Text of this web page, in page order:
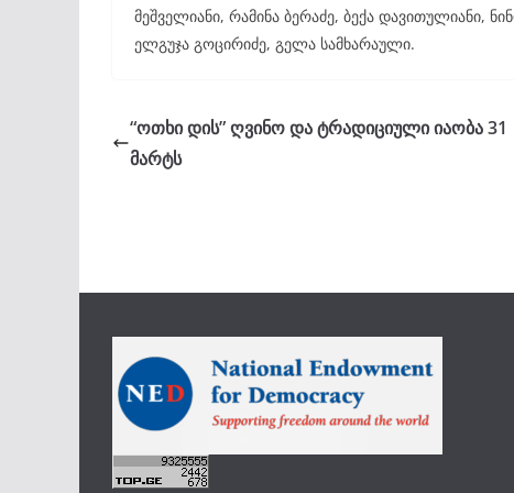
მეშველიანი, რამინა ბერაძე, ბექა დავითულიანი,
ელგუჯა გოცირიძე, გელა სამხარაული.
“ოთხი დის” ღვინო და ტრადიციული იაობა 31
მარტს